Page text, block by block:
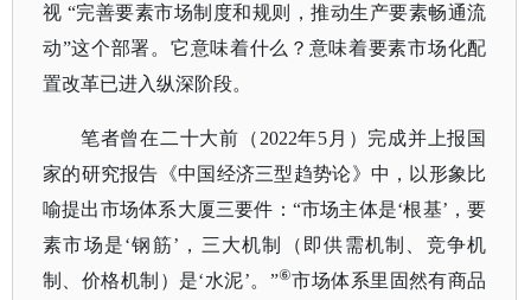
视 “完善要素市场制度和规则，推动生产要素畅通流
动”这个部署。它意味着什么？意味着要素市场化配
置改革已进入纵深阶段。
笔者曾在二十大前（ 2022年5月）完成并上报国
家的研究报告《中国经济三型趋势论》中，以形象比
喻提出市场体系大厦三要件：“市场主体是‘根基’，要
素市场是‘钢筋’，三大机制（即供需机制、竞争机
制、价格机制）是‘水泥’。”⑥市场体系里固然有商品